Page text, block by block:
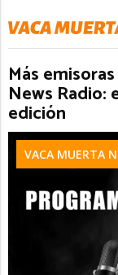
Más
News Radio:
edición
VACA MUERTA